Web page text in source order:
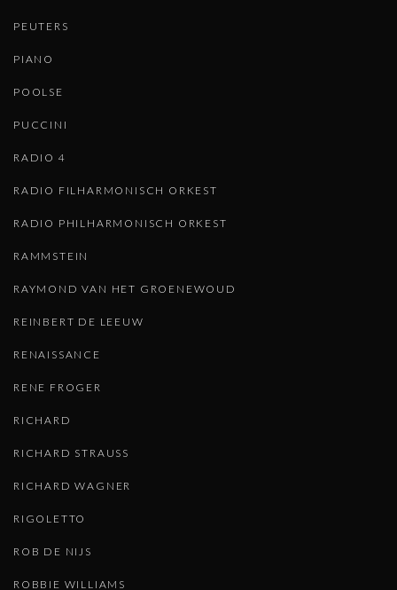
PEUTERS
PIANO
POOLSE
PUCCINI
RADIO 4
RADIO FILHARMONISCH ORKEST
RADIO PHILHARMONISCH ORKEST
RAMMSTEIN
RAYMOND VAN HET GROENEWOUD
REINBERT DE LEEUW
RENAISSANCE
RENE FROGER
RICHARD
RICHARD STRAUSS
RICHARD WAGNER
RIGOLETTO
ROB DE NIJS
ROBBIE WILLIAMS